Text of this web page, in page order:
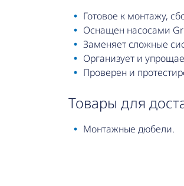
Готовое к монтажу,
Оснащен насосами
Заменяет сложные
Организует и
Проверен и
товары для
Монтажные дюбели.